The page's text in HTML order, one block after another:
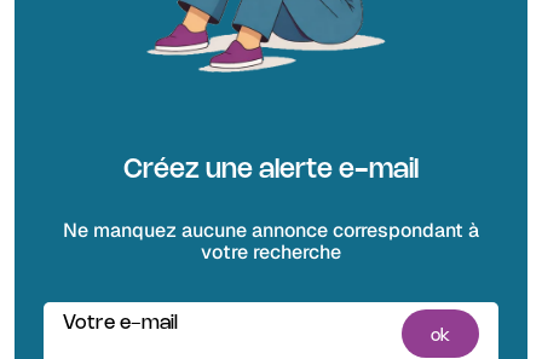
Créez une alerte e-mail
Ne manquez aucune annonce correspondant à
votre recherche
Votre e-mail
ok